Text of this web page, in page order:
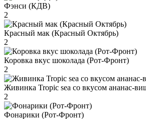
Фэнси (КДВ)
2
Красный мак (Красный Октябрь)
2
Коровка вкус шоколада (Рот-Фронт)
2
Живинка Tropic sea со вкусом ананас-
2
Фонарики (Рот-Фронт)